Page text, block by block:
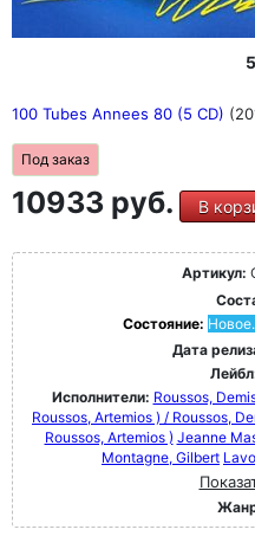
100 Tubes Annees 80 (5 CD)
Под заказ
10933 руб. В
Артикул:
Состояние:
Дата
Исполнители: Roussos,
Roussos, Artemios ) / Roussos,
Roussos, Artemios ) Jeanne
Montagne, Gilbert